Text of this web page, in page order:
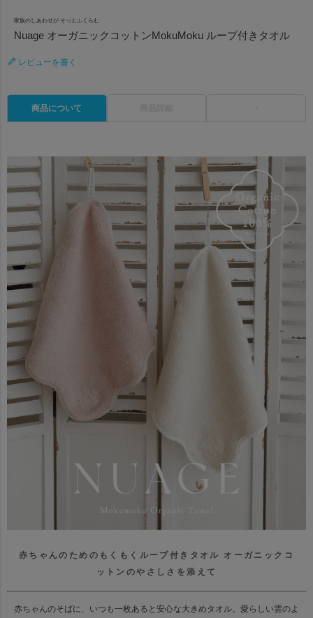
家族のしあわせが そっとふくらむ
Nuage オーガニックコットンMokuMoku ループ付きタオル
レビューを書く
商品について
赤ちゃんのためのもくもくループ付きタオル
オーガニックコ
ットンのやさしさを添えて
赤ちゃんのそばに、いつも一枚あると安心な大きめタオル。 愛らしい雲のよ